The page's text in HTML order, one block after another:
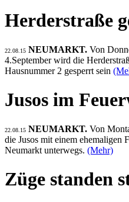
Herderstraße
22.08.15 NEUMARKT. Von
4.September wird die
Hausnummer 2 gesperrt sein
Jusos im
22.08.15 NEUMARKT. Von
die Jusos mit einem ehemaligen
Neumarkt unterwegs. (Mehr)
Züge standen